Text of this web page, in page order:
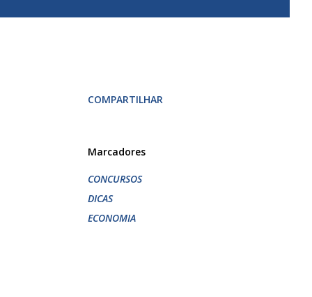
COMPARTILHAR
Marcadores
CONCURSOS
DICAS
ECONOMIA